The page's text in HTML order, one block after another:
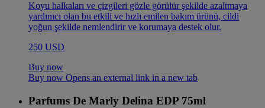
Koyu halkaları ve çizgileri gözle görülür şekilde azaltmaya
yardımcı olan bu etkili ve hızlı emilen bakım ürünü, cildi
yoğun şekilde nemlendirir ve korumaya destek olur.
250 USD
Buy now
Buy now Opens an external link in a new tab
Parfums De Marly Delina EDP 75ml